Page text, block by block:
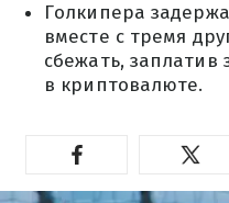
Голкипера
вместе с тремя
сбежать, заплатив
в криптовалюте.